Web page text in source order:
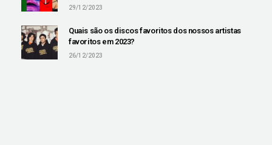
29/12/2023
Quais são os discos favoritos dos nossos artistas
favoritos em 2023?
26/12/2023